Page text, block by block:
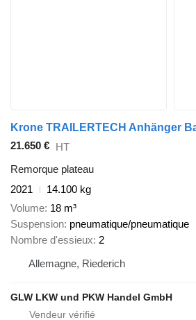
21.650 € HT
Remorque plateau
2021
14.100 kg
Volume 18 m³
Suspension pneumatique/pneumatique
Nombre d'essieux 2
Allemagne, Riederich
GLW LKW und PKW Handel GmbH